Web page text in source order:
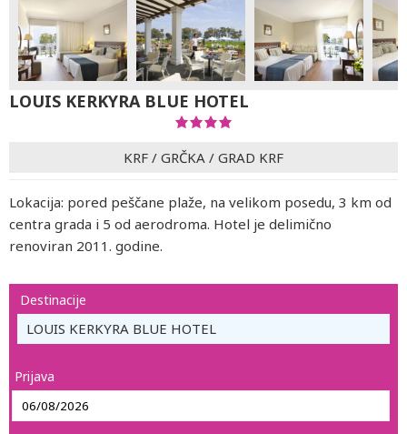
LOUIS KERKYRA BLUE HOTEL
KRF / GRČKA / GRAD KRF
Lokacija: pored peščane plaže, na velikom posedu, 3 km od
centra grada i 5 od aerodroma. Hotel je delimično
renoviran 2011. godine.
Destinacije
LOUIS KERKYRA BLUE HOTEL
Prijava